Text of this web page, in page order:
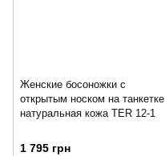
Женские босоножки с
открытым носком на танкетке
натуральная кожа TER 12-1
1 795 грн